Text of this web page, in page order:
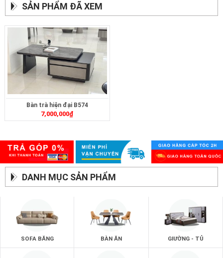
SẢN PHẨM ĐÃ XEM
Bàn trà hiện đại B574
7,000,000₫
DANH MỤC SẢN PHẨM
SOFA BĂNG BÀN ĂN GIƯỜNG - TỦ